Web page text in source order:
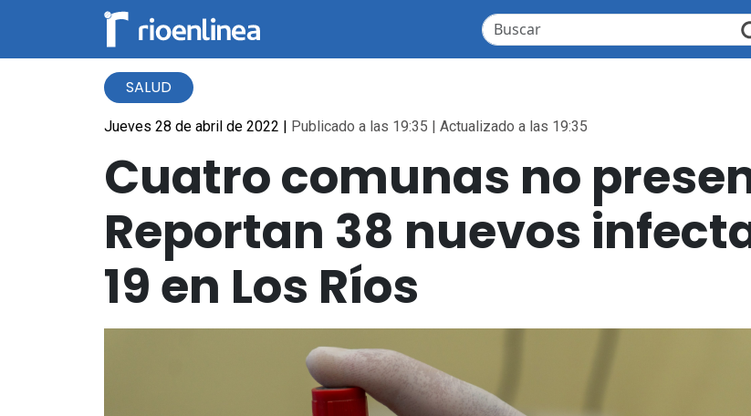
SALUD
Jueves 28 de abril de 2022 | Publicado a las 19:35 | Actualizado a las 19:35
Cuatro comunas no
Reportan 38 nuevos
19 en Los Ríos